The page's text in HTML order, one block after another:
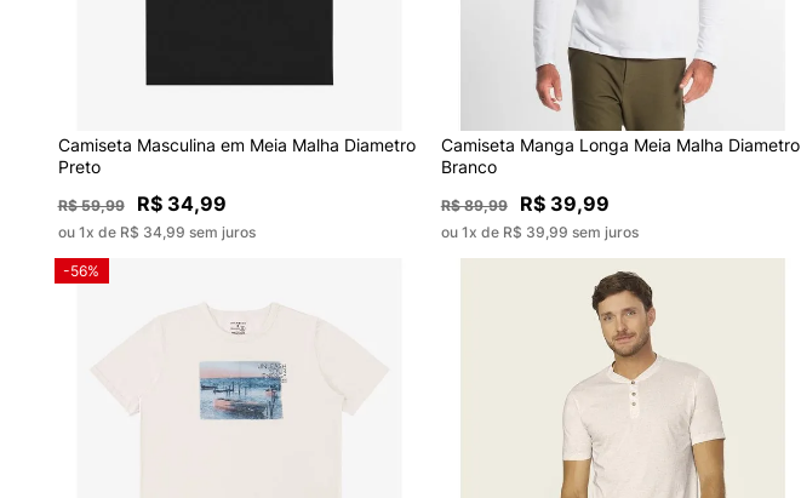
Camiseta Masculina em Meia Malha Diametro
Preto
R$ 59,99 R$ 34,99
ou 1x de R$ 34,99 sem juros
Camiseta Manga Longa Meia Malha Diametro
Branco
R$ 89,99 R$ 39,99
ou 1x de R$ 39,99 sem juros
-56%